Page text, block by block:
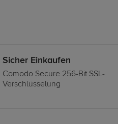
Sicher Einkaufen
Comodo Secure 256-Bit SSL-
Verschlüsselung